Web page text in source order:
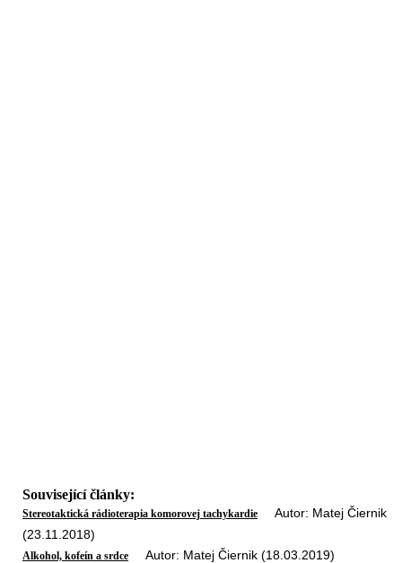
Související články:
Stereotaktická rádioterapia komorovej tachykardie Autor: Matej Čiernik
(23.11.2018)
Alkohol, kofeín a srdce Autor: Matej Čiernik (18.03.2019)